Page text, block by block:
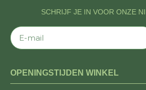
SCHRIJF JE IN VOOR ONZE
E-mail
OPENINGSTIJDEN WINKEL